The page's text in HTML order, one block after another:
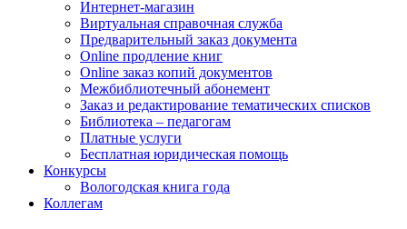
Интернет-магазин
Виртуальная справочная служба
Предварительный заказ документа
Online продление книг
Online заказ копий документов
Межбиблиотечный абонемент
Заказ и редактирование тематических списков
Библиотека – педагогам
Платные услуги
Бесплатная юридическая помощь
Конкурсы
Вологодская книга года
Коллегам